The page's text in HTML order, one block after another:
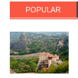
POPULAR